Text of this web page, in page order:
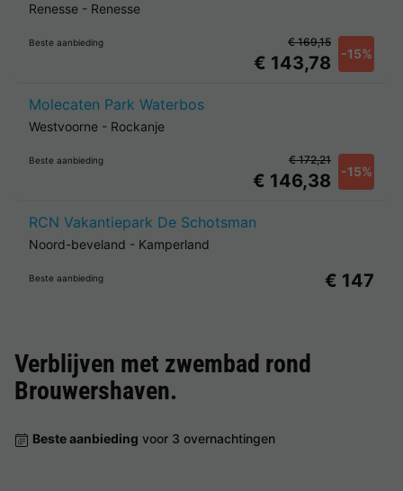
Renesse - Renesse
Beste aanbieding
€ 143,78 -15%
€ 169,15
Molecaten Park Waterbos
Westvoorne - Rockanje
Beste aanbieding
€ 146,38 -15%
€ 172,21
RCN Vakantiepark De Schotsman
Noord-beveland - Kamperland
Beste aanbieding € 147
Verblijven met zwembad rond
Brouwershaven.
Beste aanbieding voor 3 overnachtingen